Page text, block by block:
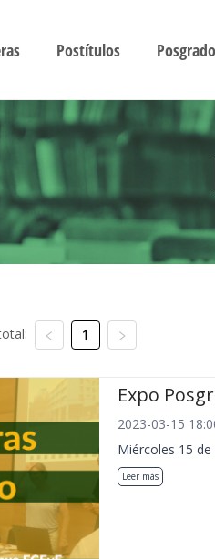
Postítulos
1
Expo
2023-03-15
Miércoles 15
Leer más